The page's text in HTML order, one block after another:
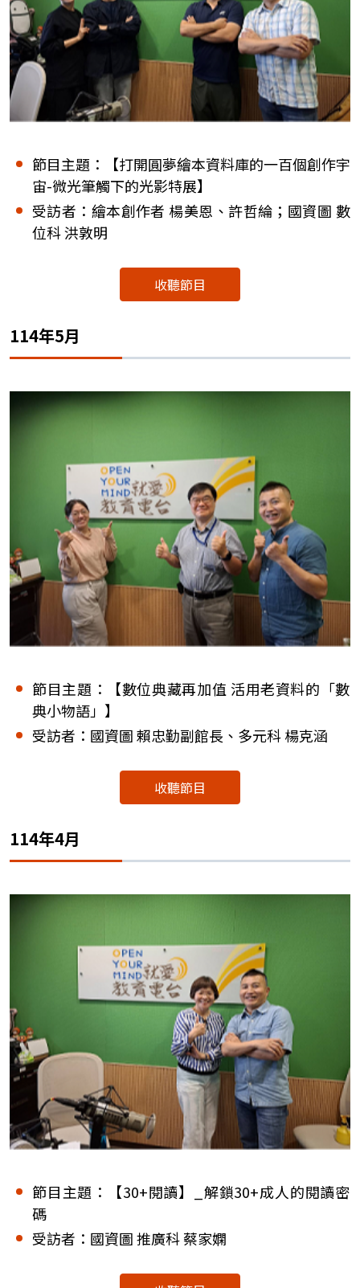
節目主題：【打開圓夢繪本資料庫的一百個創作宇
宙-微光筆觸下的光影特展】
受訪者：繪本創作者 楊美恩、許哲綸；國資圖 數
位科 洪敦明
收聽節目
114年5月
節目主題：【數位典藏再加值 活用老資料的「數
典小物語」】
受訪者：國資圖 賴忠勤副館長、多元科 楊克涵
收聽節目
114年4月
節目主題：【30+閱讀】_解鎖30+成人的閱讀密
碼
受訪者：國資圖 推廣科 蔡家嫻